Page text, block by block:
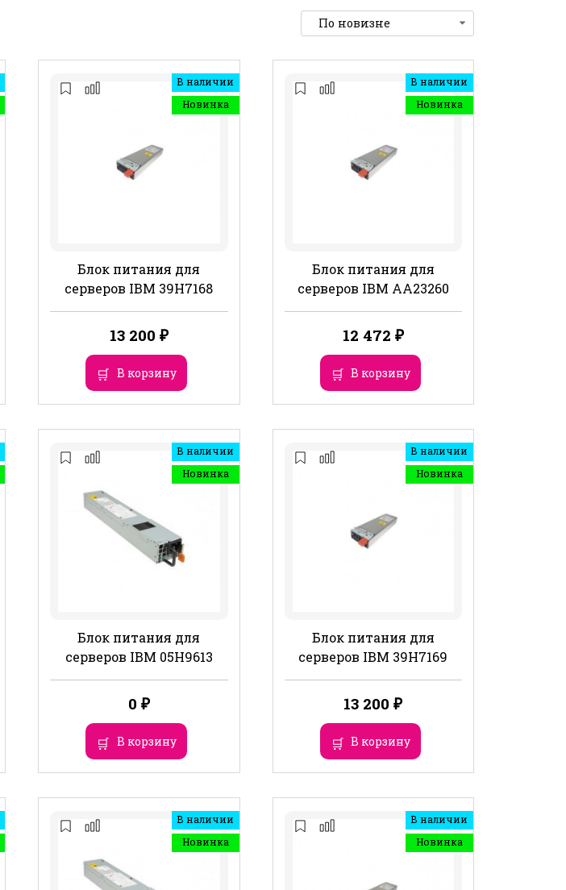
В наличии
Новинка
Блок питания для
серверов IBM 39Н7168
13 200 ₽
В корзину
В наличии
Новинка
Блок питания для
серверов IBM AA23260
12 472 ₽
В корзину
В наличии
Новинка
Блок питания для
серверов IBM 05H9613
0 ₽
В корзину
В наличии
Новинка
Блок питания для
серверов IBM 39Н7169
13 200₽
В корзину
В наличии
Новинка
В наличии
Новинка